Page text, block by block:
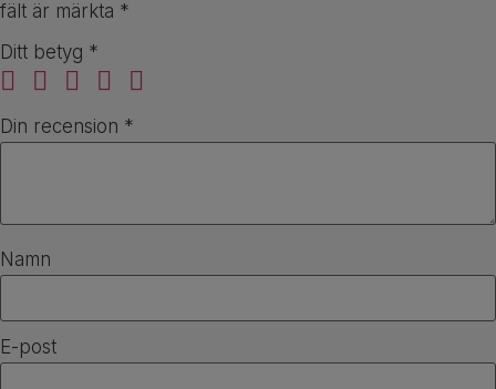
fält är märkta *
Ditt betyg *
Din recension *
Namn
E-post